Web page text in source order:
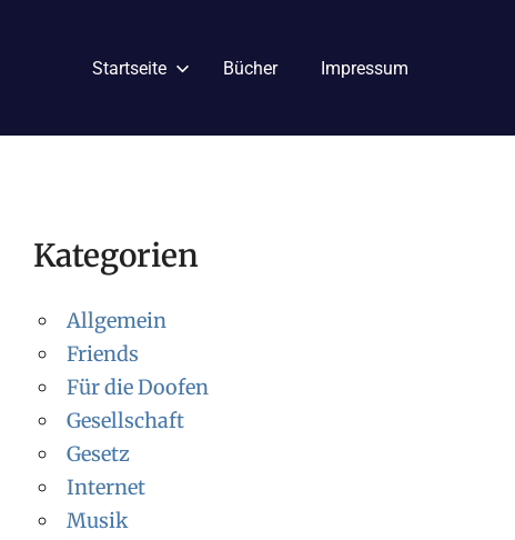
Startseite Bücher Impressum
Kategorien
Allgemein
Friends
Für die Doofen
Gesellschaft
Gesetz
Internet
Musik